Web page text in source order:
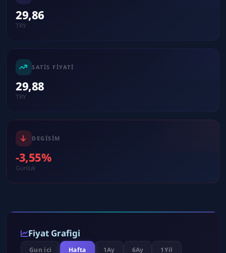
29,86
TRY
SATIS FIYATI
29,88
TRY
DEGISIM
-3,55%
Gunluk
Fiyat Grafigi
Gun ici Hafta 1Ay 6Ay 1Yil